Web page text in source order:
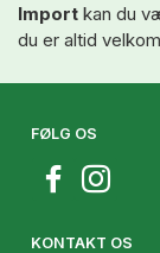
Import kan du
du er altid
FØLG OS
KONTAKT OS